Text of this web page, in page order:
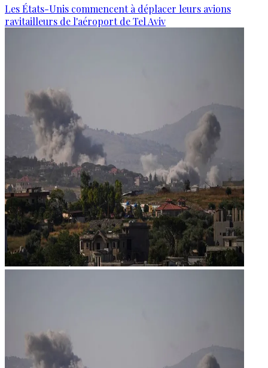
Les États-Unis commencent à déplacer leurs avions
ravitailleurs de l'aéroport de Tel Aviv